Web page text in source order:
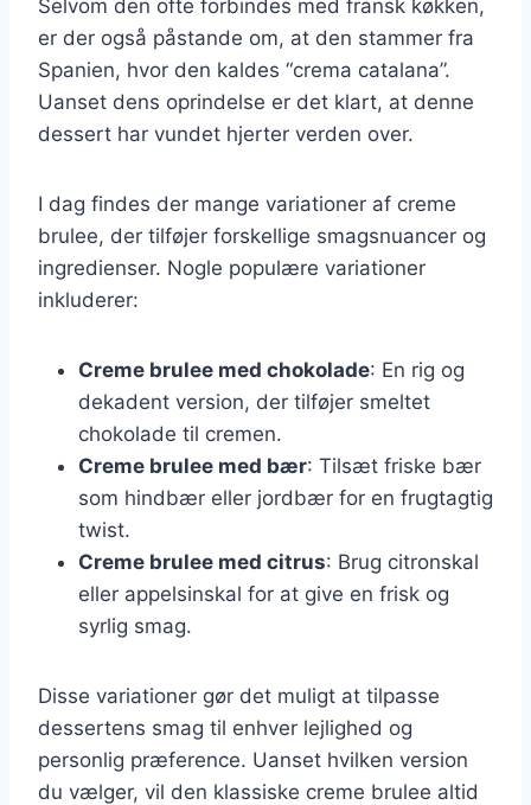
Selvom den ofte forbindes med fransk køkken,
er der også påstande om, at den stammer fra
Spanien, hvor den kaldes “crema catalana”.
Uanset dens oprindelse er det klart, at denne
dessert har vundet hjerter verden over.
I dag findes der mange variationer af creme
brulee, der tilføjer forskellige smagsnuancer og
ingredienser. Nogle populære variationer
inkluderer:
Creme brulee med chokolade: En rig og
dekadent version, der tilføjer smeltet
chokolade til cremen.
Creme brulee med bær: Tilsæt friske bær
som hindbær eller jordbær for en frugtagtig
twist.
Creme brulee med citrus: Brug citronskal
eller appelsinskal for at give en frisk og
syrlig smag.
Disse variationer gør det muligt at tilpasse
dessertens smag til enhver lejlighed og
personlig præference. Uanset hvilken version
du vælger, vil den klassiske creme brulee altid